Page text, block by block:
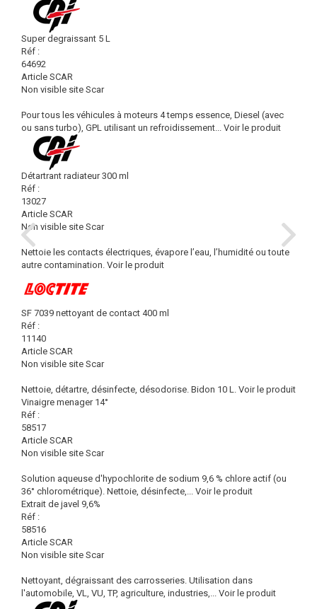
Super degraissant 5 L
Réf :
64692
Article SCAR
Non visible site Scar
Pour tous les véhicules à moteurs 4 temps essence, Diesel (avec
ou sans turbo), GPL utilisant un refroidissement... Voir le produit
Détartrant radiateur 300 ml
Réf :
13027
Article SCAR
Non visible site Scar
Nettoie les contacts électriques, évapore l’eau, l’humidité ou toute
autre contamination. Voir le produit
SF 7039 nettoyant de contact 400 ml
Réf :
11140
Article SCAR
Non visible site Scar
Nettoie, détartre, désinfecte, désodorise. Bidon 10 L. Voir le produit
Vinaigre menager 14°
Réf :
58517
Article SCAR
Non visible site Scar
Solution aqueuse d'hypochlorite de sodium 9,6 % chlore actif (ou
36° chlorométrique). Nettoie, désinfecte,... Voir le produit
Extrait de javel 9,6%
Réf :
58516
Article SCAR
Non visible site Scar
Nettoyant, dégraissant des carrosseries. Utilisation dans
l'automobile, VL, VU, TP, agriculture, industries,... Voir le produit